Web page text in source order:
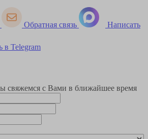
Обратная связь Написать
в Telegram
свяжемся с Вами в ближайшее время